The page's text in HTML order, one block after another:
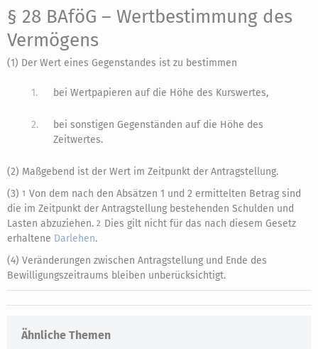
§ 28 BAföG – Wertbestimmung des
Vermögens
(1) Der Wert eines Gegenstandes ist zu bestimmen
1. bei Wertpapieren auf die Höhe des Kurswertes,
2.
bei sonstigen Gegenständen auf die Höhe des
Zeitwertes.
(2) Maßgebend ist der Wert im Zeitpunkt der Antragstellung.
(3) 1 Von dem nach den Absätzen 1 und 2 ermittelten Betrag sind
die im Zeitpunkt der Antragstellung bestehenden Schulden und
Lasten abzuziehen. 2 Dies gilt nicht für das nach diesem Gesetz
erhaltene Darlehen.
(4) Veränderungen zwischen Antragstellung und Ende des
Bewilligungszeitraums bleiben unberücksichtigt.
Ähnliche Themen